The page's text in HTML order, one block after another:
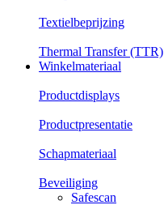
Textielbeprijzing
Thermal Transfer (TTR)
Winkelmateriaal
Productdisplays
Productpresentatie
Schapmateriaal
Beveiliging
Safescan